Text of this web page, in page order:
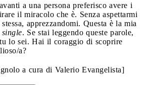
a una persona preferisco avere i
il miracolo che è. Senza aspettarmi
apprezzandomi. Questa è la mia
single. Se stai leggendo queste parole,
lo sei. Hai il coraggio di scoprire
a?
a cura di Valerio Evangelista]